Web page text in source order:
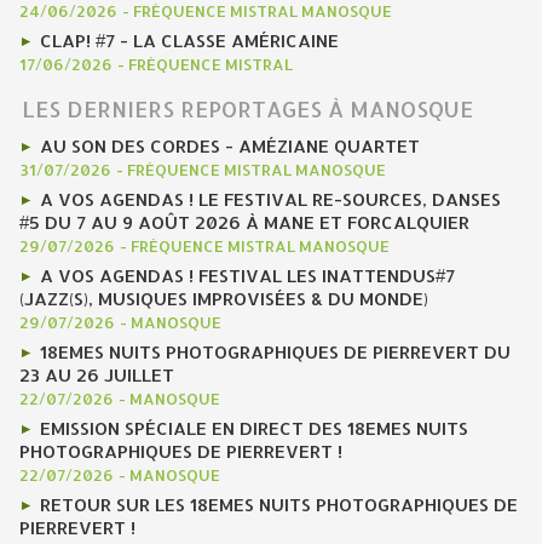
24/06/2026 - FRÉQUENCE MISTRAL MANOSQUE
CLAP! #7 - LA CLASSE AMÉRICAINE
17/06/2026 - FRÉQUENCE MISTRAL
LES DERNIERS REPORTAGES À MANOSQUE
AU SON DES CORDES - AMÉZIANE QUARTET
31/07/2026 - FRÉQUENCE MISTRAL MANOSQUE
A VOS AGENDAS ! LE FESTIVAL RE-SOURCES, DANSES
#5 DU 7 AU 9 AOÛT 2026 À MANE ET FORCALQUIER
29/07/2026 - FRÉQUENCE MISTRAL MANOSQUE
A VOS AGENDAS ! FESTIVAL LES INATTENDUS#7
(JAZZ(S), MUSIQUES IMPROVISÉES & DU MONDE)
29/07/2026 - MANOSQUE
18EMES NUITS PHOTOGRAPHIQUES DE PIERREVERT DU
23 AU 26 JUILLET
22/07/2026 - MANOSQUE
EMISSION SPÉCIALE EN DIRECT DES 18EMES NUITS
PHOTOGRAPHIQUES DE PIERREVERT !
22/07/2026 - MANOSQUE
RETOUR SUR LES 18EMES NUITS PHOTOGRAPHIQUES DE
PIERREVERT !